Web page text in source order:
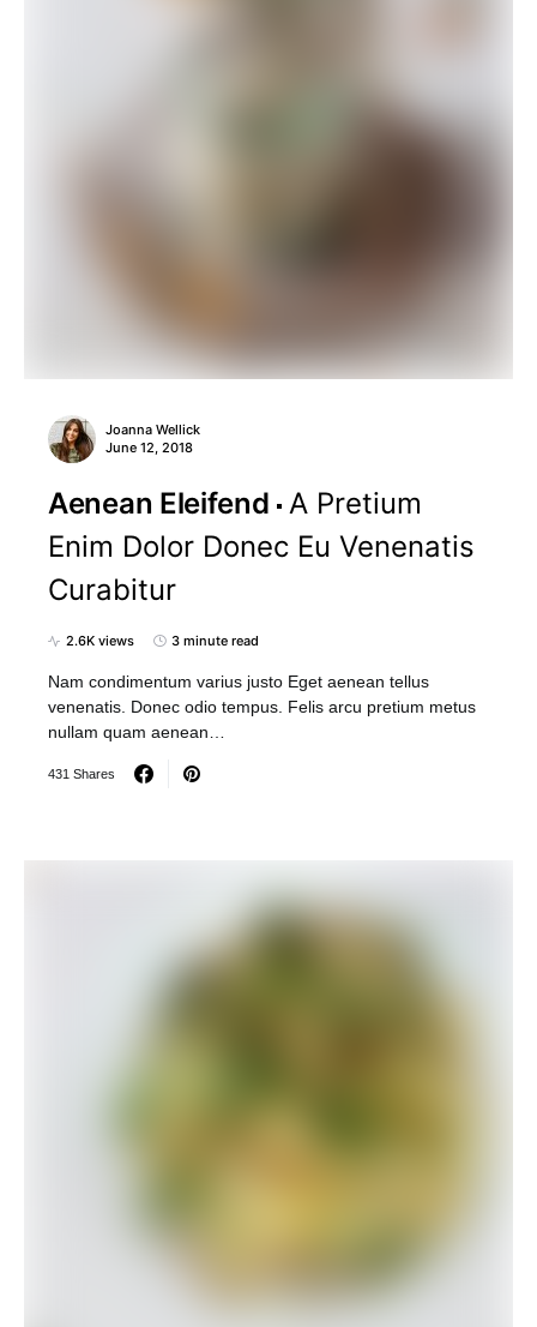
Joanna Wellick
June 12, 2018
Aenean Eleifend A Pretium
Enim Dolor Donec Eu Venenatis
Curabitur
2.6K views 3 minute read
Nam condimentum varius justo Eget aenean tellus
venenatis. Donec odio tempus. Felis arcu pretium metus
nullam quam aenean…
431 Shares